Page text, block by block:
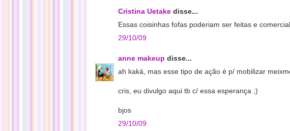
Cristina Uetake disse...
Essas coisinhas fofas poderiam ser feitas e
29/10/09
anne makeup disse...
ah kaká, mas esse tipo de ação é p/ mobilizar
cris, eu divulgo aqui tb c/ essa esperança ;)
bjos
29/10/09